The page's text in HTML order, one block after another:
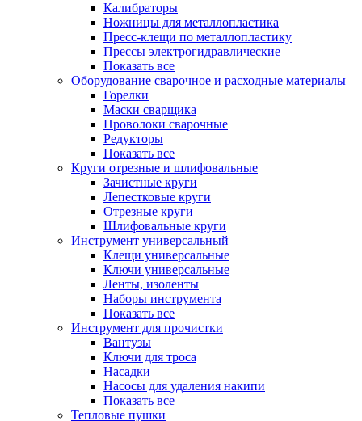
Калибраторы
Ножницы для металлопластика
Пресс-клещи по металлопластику
Прессы электрогидравлические
Показать все
Оборудование сварочное и расходные материалы
Горелки
Маски сварщика
Проволоки сварочные
Редукторы
Показать все
Круги отрезные и шлифовальные
Зачистные круги
Лепестковые круги
Отрезные круги
Шлифовальные круги
Инструмент универсальный
Клещи универсальные
Ключи универсальные
Ленты, изоленты
Наборы инструмента
Показать все
Инструмент для прочистки
Вантузы
Ключи для троса
Насадки
Насосы для удаления накипи
Показать все
Тепловые пушки